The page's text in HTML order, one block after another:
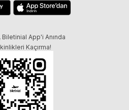
Biletinial App'i Anında
Kaçırma!